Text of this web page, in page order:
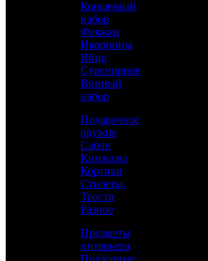
каменном основании
Аристократ
Подарки из камня
6 800 р.
Коньячный
набор
Фляжки
Икорницы
Яйцо
Сувенирное
Винный
набор
Подарочное
оружие
Сабли
Кинжалы
Кортики
Стилеты,
Трости
Разное
Предметы
интерьера
Подзорные